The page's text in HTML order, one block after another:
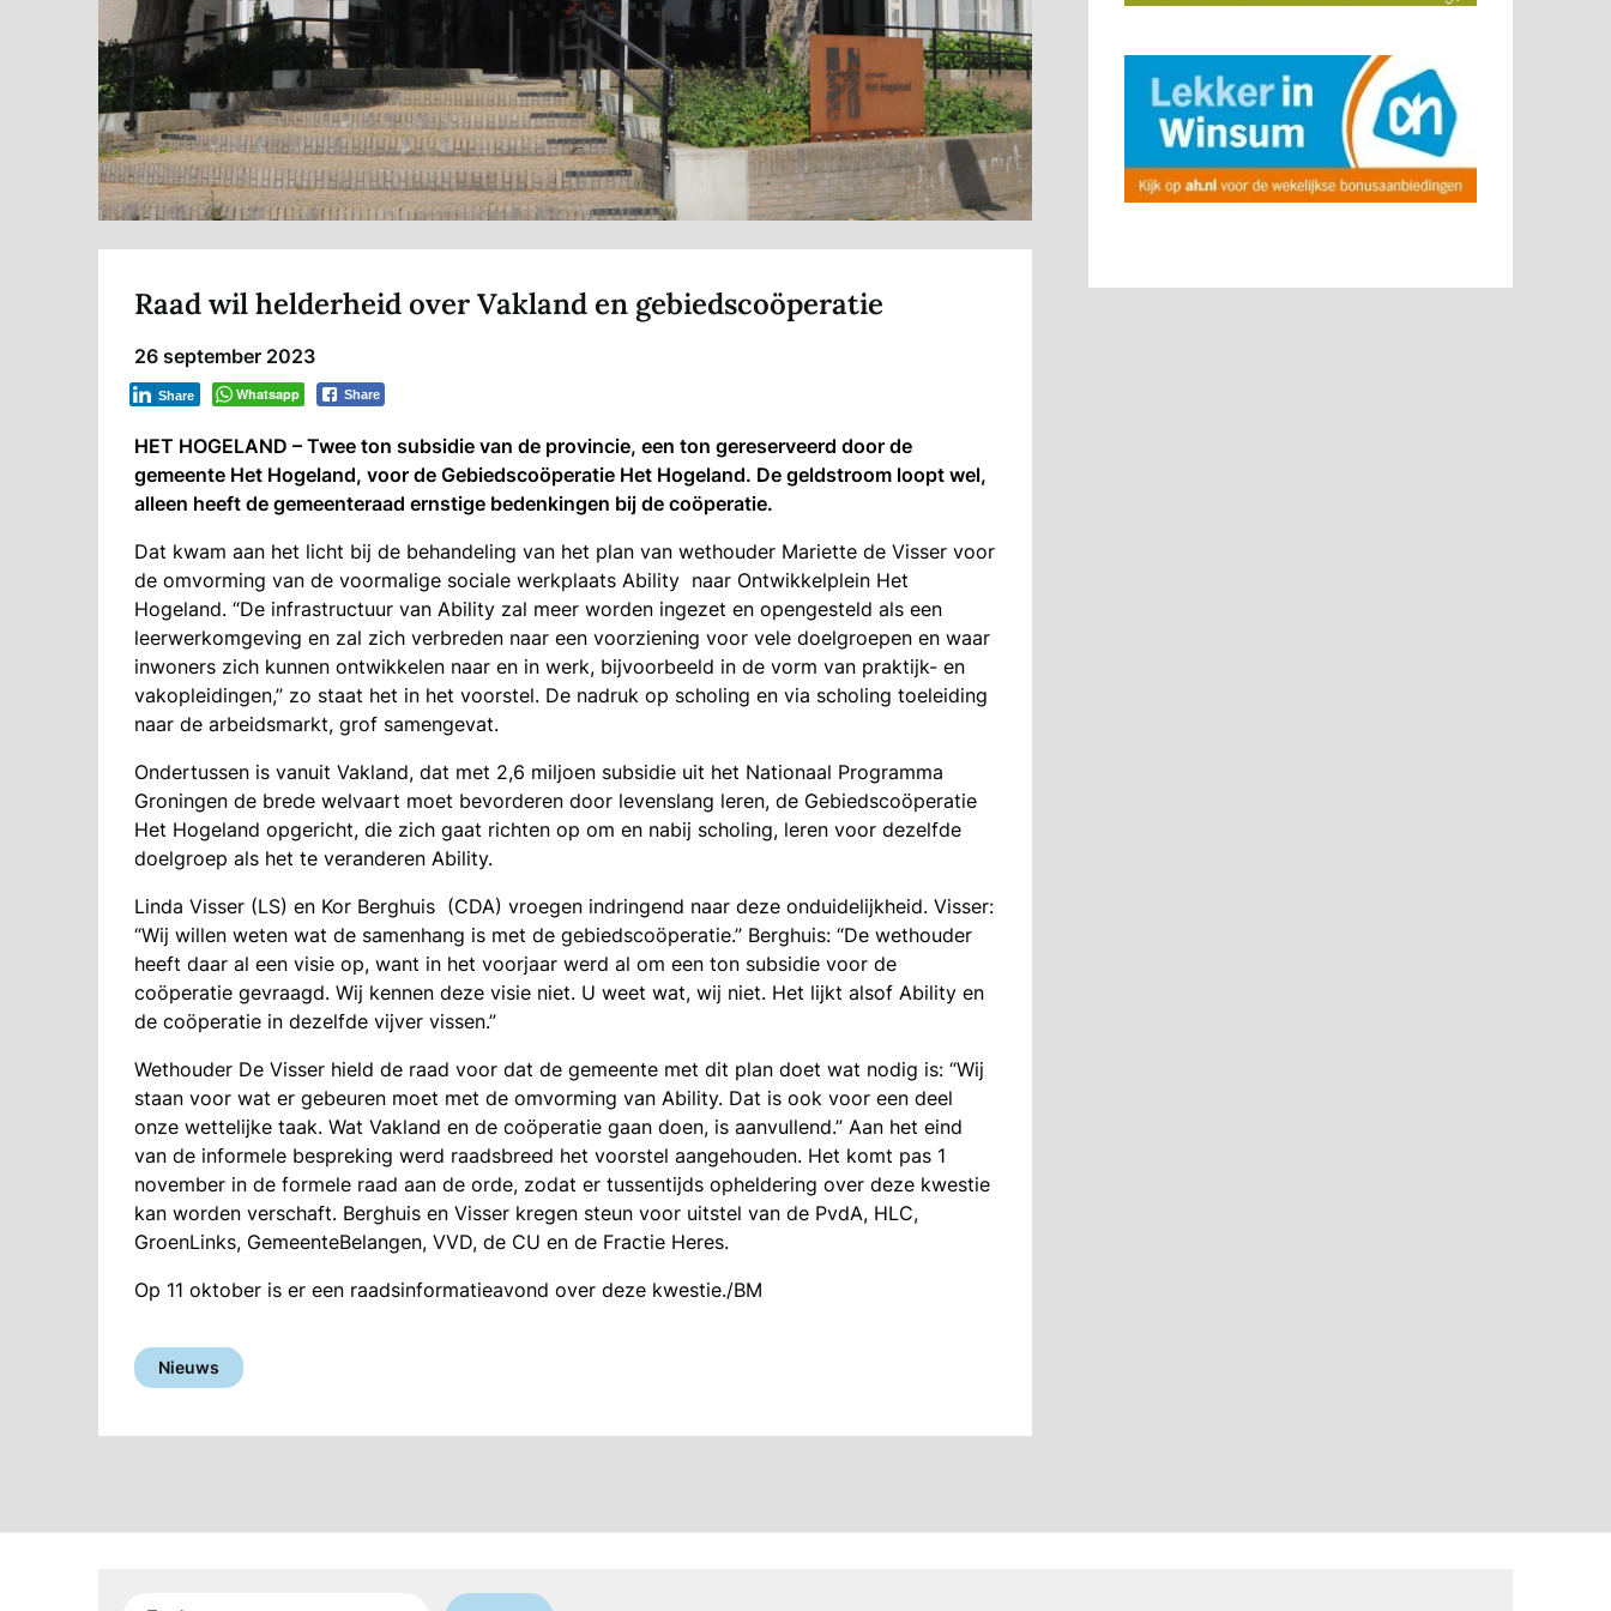
Raad wil helderheid over Vakland en gebiedscoöperatie
26 september 2023
Whatsapp Share
Share
HET HOGELAND – Twee ton subsidie van de provincie, een ton gereserveerd door de
gemeente Het Hogeland, voor de Gebiedscoöperatie Het Hogeland. De geldstroom loopt wel,
alleen heeft de gemeenteraad ernstige bedenkingen bij de coöperatie.
Dat kwam aan het licht bij de behandeling van het plan van wethouder Mariette de Visser voor
de omvorming van de voormalige sociale werkplaats Ability naar Ontwikkelplein Het
Hogeland. “De infrastructuur van Ability zal meer worden ingezet en opengesteld als een
leerwerkomgeving en zal zich verbreden naar een voorziening voor vele doelgroepen en waar
inwoners zich kunnen ontwikkelen naar en in werk, bijvoorbeeld in de vorm van praktijk- en
vakopleidingen,” zo staat het in het voorstel. De nadruk op scholing en via scholing toeleiding
naar de arbeidsmarkt, grof samengevat.
Ondertussen is vanuit Vakland, dat met 2,6 miljoen subsidie uit het Nationaal Programma
Groningen de brede welvaart moet bevorderen door levenslang leren, de Gebiedscoöperatie
Het Hogeland opgericht, die zich gaat richten op om en nabij scholing, leren voor dezelfde
doelgroep als het te veranderen Ability.
Linda Visser (LS) en Kor Berghuis (CDA) vroegen indringend naar deze onduidelijkheid. Visser:
“Wij willen weten wat de samenhang is met de gebiedscoöperatie.” Berghuis: “De wethouder
heeft daar al een visie op, want in het voorjaar werd al om een ton subsidie voor de
coöperatie gevraagd. Wij kennen deze visie niet. U weet wat, wij niet. Het lijkt alsof Ability en
de coöperatie in dezelfde vijver vissen.”
Wethouder De Visser hield de raad voor dat de gemeente met dit plan doet wat nodig is: “Wij
staan voor wat er gebeuren moet met de omvorming van Ability. Dat is ook voor een deel
onze wettelijke taak. Wat Vakland en de coöperatie gaan doen, is aanvullend.” Aan het eind
van de informele bespreking werd raadsbreed het voorstel aangehouden. Het komt pas 1
november in de formele raad aan de orde, zodat er tussentijds opheldering over deze kwestie
kan worden verschaft. Berghuis en Visser kregen steun voor uitstel van de PvdA, HLC,
GroenLinks, GemeenteBelangen, VVD, de CU en de Fractie Heres.
Op 11 oktober is er een raadsinformatieavond over deze kwestie./BM
Nieuws